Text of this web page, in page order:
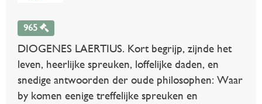
965
DIOGENES LAERTIUS. Kort begrijp, zijnde het
leven, heerlijke spreuken, loffelijke daden, en
snedige antwoorden der oude philosophen: Waar
by komen eenige treffelijke spreuken en